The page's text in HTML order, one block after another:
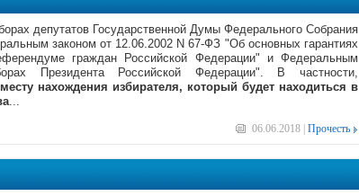
депутатов Государственной Думы Федерального Собрания
законом от 12.06.2002 N 67-ФЗ "Об основных гарантиях
граждан Российской Федерации" и Федеральным
Президента Российской Федерации". В частности,
нахождения избирателя, который будет находиться в
...
06.06.2018 | Прочесть